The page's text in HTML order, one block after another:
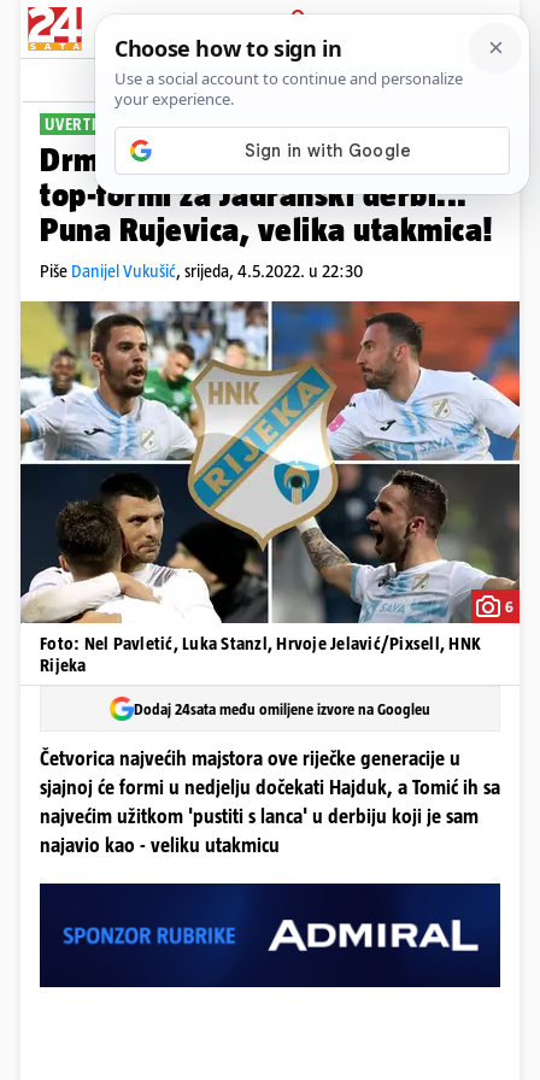
PRIJAVA
Sport Komentari
UVERTIRA ZA FINALE
Drmić, Vučkić, Pavičić i Murić u
top-formi za Jadranski derbi...
Puna Rujevica, velika utakmica!
Piše Danijel Vukušić, srijeda, 4.5.2022. u 22:30
6
Foto: Nel Pavletić, Luka Stanzl, Hrvoje Jelavić/Pixsell, HNK
Rijeka
Dodaj 24sata među omiljene izvore na Googleu
Četvorica najvećih majstora ove riječke generacije u
sjajnoj će formi u nedjelju dočekati Hajduk, a Tomić ih sa
najvećim užitkom 'pustiti s lanca' u derbiju koji je sam
najavio kao - veliku utakmicu